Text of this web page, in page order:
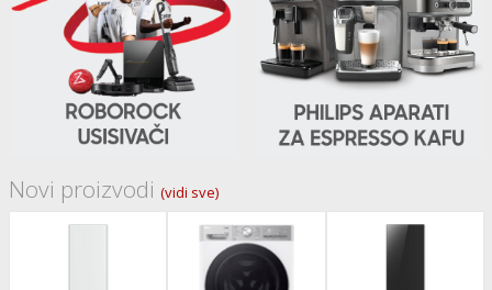
Novi proizvodi (vidi sve)